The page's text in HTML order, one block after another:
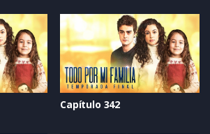
Capítulo 342